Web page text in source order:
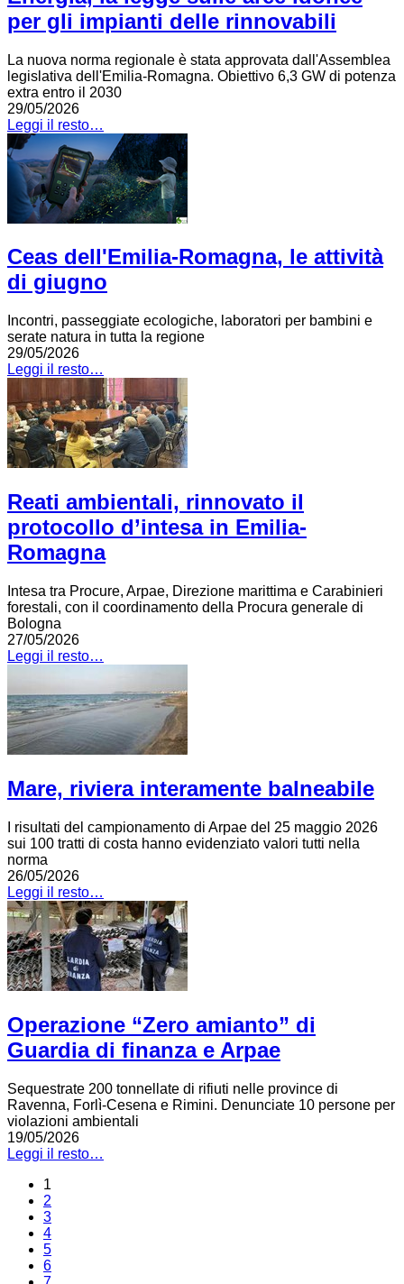
per gli impianti delle rinnovabili
La nuova norma regionale è stata approvata dall'Assemblea
legislativa dell'Emilia-Romagna. Obiettivo 6,3 GW di potenza
extra entro il 2030
29/05/2026
Leggi il resto…
Ceas dell'Emilia-Romagna, le attività
di giugno
Incontri, passeggiate ecologiche, laboratori per bambini e
serate natura in tutta la regione
29/05/2026
Leggi il resto…
Reati ambientali, rinnovato il
protocollo d’intesa in Emilia-
Romagna
Intesa tra Procure, Arpae, Direzione marittima e Carabinieri
forestali, con il coordinamento della Procura generale di
Bologna
27/05/2026
Leggi il resto…
Mare, riviera interamente balneabile
I risultati del campionamento di Arpae del 25 maggio 2026
sui 100 tratti di costa hanno evidenziato valori tutti nella
norma
26/05/2026
Leggi il resto…
Operazione “Zero amianto” di
Guardia di finanza e Arpae
Sequestrate 200 tonnellate di rifiuti nelle province di
Ravenna, Forlì-Cesena e Rimini. Denunciate 10 persone per
violazioni ambientali
19/05/2026
Leggi il resto…
1
2
3
4
5
6